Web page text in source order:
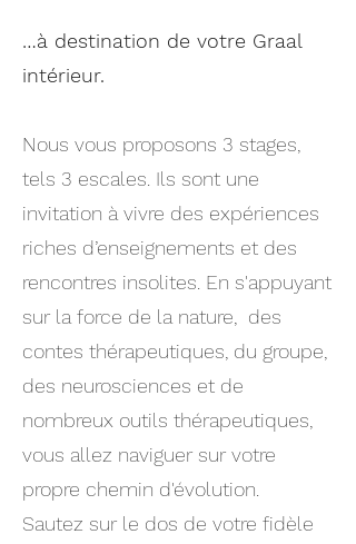
…à destination de votre Graal
intérieur.
Nous vous proposons 3 stages,
tels 3 escales. Ils sont une
invitation à vivre des expériences
riches d’enseignements et des
rencontres insolites. En s'appuyant
sur la force de la nature, des
contes thérapeutiques, du groupe,
des neurosciences et de
nombreux outils thérapeutiques,
vous allez naviguer sur votre
propre chemin d'évolution.
Sautez sur le dos de votre fidèle